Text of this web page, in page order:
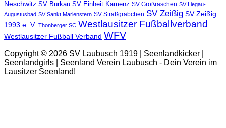
Neschwitz SV Burkau SV Einheit Kamenz SV Großräschen SV Liegau-
Augustusbad SV Sankt Marienstern SV Straßgräbchen SV Zeißig SV Zeißig
1993 e. V. Thonberger SC Westlausitzer Fußballverband
Westlausitzer Fußball Verband WFV
Copyright © 2026 SV Laubusch 1919 | Seenlandkicker |
Seenlandgirls | Seenland Verein Laubusch - Dein Verein im
Lausitzer Seenland!